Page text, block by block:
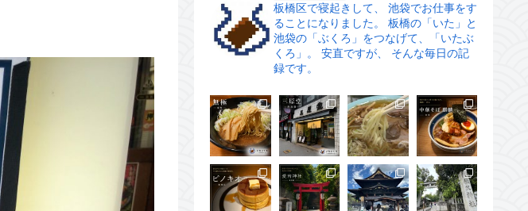
板橋区で寝起きして、
池袋でお仕事をす
ることになりました。
板橋の「いた」と
池袋の「ぶくろ」をつなげて、「いたぶ
くろ」。
安直ですが、 そんな毎日の記
録です。